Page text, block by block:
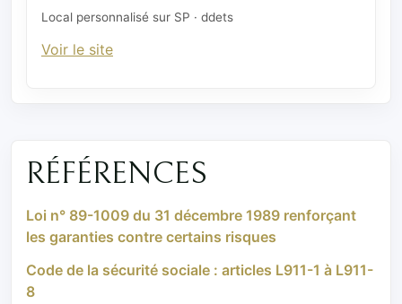
Local personnalisé sur SP · ddets
Voir le site
RÉFÉRENCES
Loi n° 89-1009 du 31 décembre 1989 renforçant
les garanties contre certains risques
Code de la sécurité sociale : articles L911-1 à L911-
8